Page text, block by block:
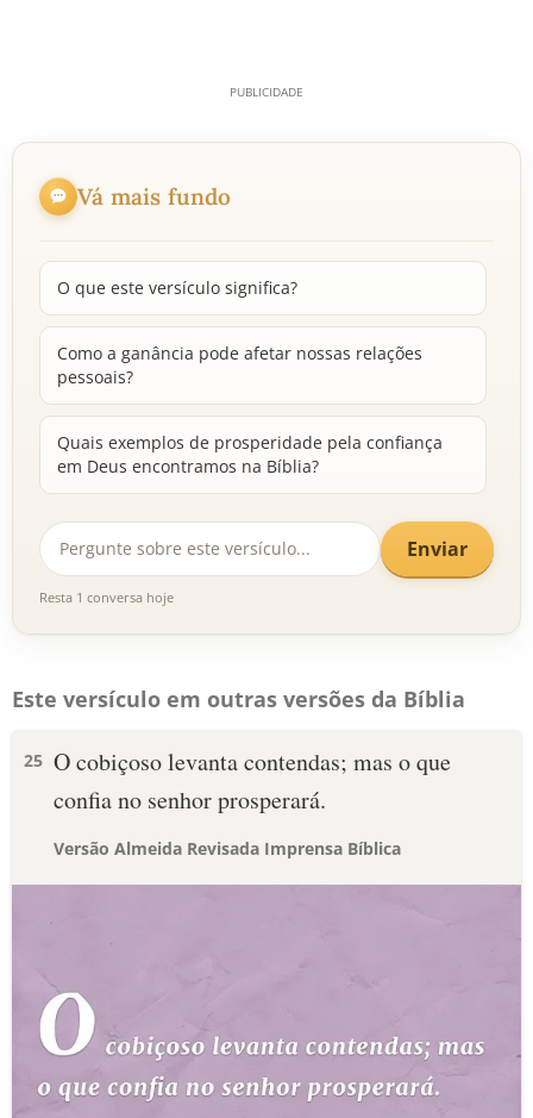
Vá mais fundo
O que este versículo significa?
Como a ganância pode afetar nossas relações
pessoais?
Quais exemplos de prosperidade pela confiança
em Deus encontramos na Bíblia?
Enviar
Resta 1 conversa hoje
Este versículo em outras versões da Bíblia
25 O cobiçoso levanta contendas; mas o que
confia no senhor prosperará.
Versão Almeida Revisada Imprensa Bíblica